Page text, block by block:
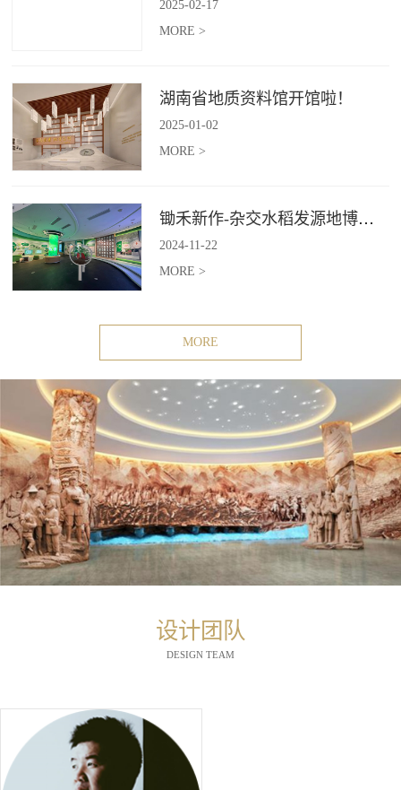
2025-02-17
MORE >
湖南省地质资料馆开馆啦！
2025-01 -02
MORE >
锄禾新作-杂交水稻发源地博物苑，欢迎前去打卡体验
2024-11 -22
MORE >
MORE
设计团队
DESIGN TEAM